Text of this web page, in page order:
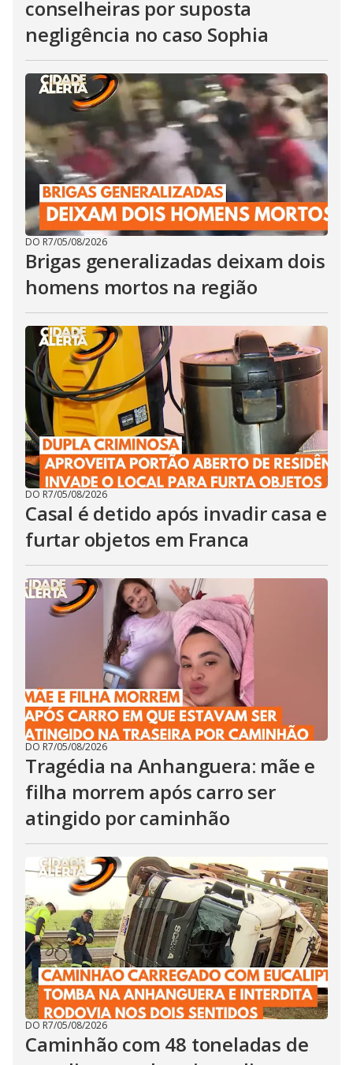
conselheiras por suposta
negligência no caso Sophia
DO R7/05/08/2026
Brigas generalizadas deixam dois
homens mortos na região
DO R7/05/08/2026
Casal é detido após invadir casa e
furtar objetos em Franca
DO R7/05/08/2026
Tragédia na Anhanguera: mãe e
filha morrem após carro ser
atingido por caminhão
DO R7/05/08/2026
Caminhão com 48 toneladas de